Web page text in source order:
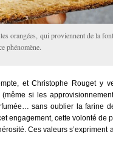
orangées, qui proviennent de la
phénomène.
et Christophe Rouget y
si les
sans oublier la farine
engagement, cette volonté
Ces valeurs s’expriment